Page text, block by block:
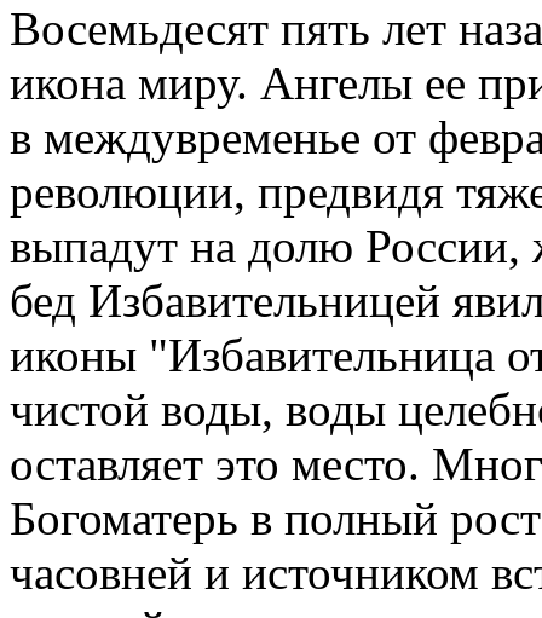
Восемьдесят пять лет
икона миру. Ангелы ее
в междувременье от
революции, предвидя
выпадут на долю России,
бед Избавительницей
иконы "Избавительница
чистой воды, воды
оставляет это место.
Богоматерь в полный
часовней и источником